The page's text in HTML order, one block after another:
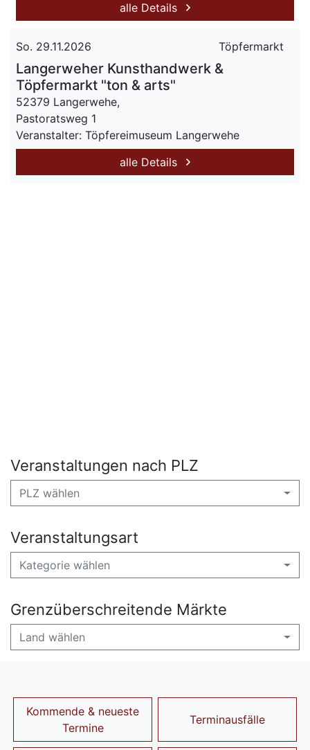
alle Details
So. 29.11.2026 Töpfermarkt
Langerweher Kunsthandwerk &
Töpfermarkt "ton & arts"
52379 Langerwehe,
Pastoratsweg 1
Veranstalter: Töpfereimuseum Langerwehe
alle Details
Veranstaltungen nach PLZ
PLZ wählen
Veranstaltungsart
Kategorie wählen
Grenzüberschreitende Märkte
Land wählen
Kommende & neueste
Termine
Terminausfälle